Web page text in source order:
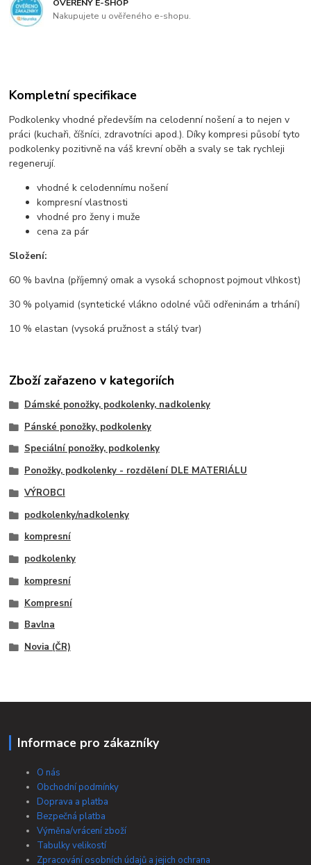
OVĚŘENÝ E-SHOP
Nakupujete u ověřeného e-shopu.
Kompletní specifikace
Podkolenky vhodné především na celodenní nošení a to nejen v
práci (kuchaři, číšníci, zdravotníci apod.). Díky kompresi působí tyto
podkolenky pozitivně na váš krevní oběh a svaly se tak rychleji
regenerují.
vhodné k celodennímu nošení
kompresní vlastnosti
vhodné pro ženy i muže
cena za pár
Složení:
60 % bavlna (příjemný omak a vysoká schopnost pojmout vlhkost)
30 % polyamid (syntetické vlákno odolné vůči odřeninám a trhání)
10 % elastan (vysoká pružnost a stálý tvar)
Zboží zařazeno v kategoriích
Dámské ponožky, podkolenky, nadkolenky
Pánské ponožky, podkolenky
Speciální ponožky, podkolenky
Ponožky, podkolenky - rozdělení DLE MATERIÁLU
VÝROBCI
podkolenky/nadkolenky
kompresní
podkolenky
kompresní
Kompresní
Bavlna
Novia (ČR)
Informace pro zákazníky
O nás
Obchodní podmínky
Doprava a platba
Bezpečná platba
Výměna/vrácení zboží
Tabulky velikostí
Zpracování osobních údajů a jejich ochrana